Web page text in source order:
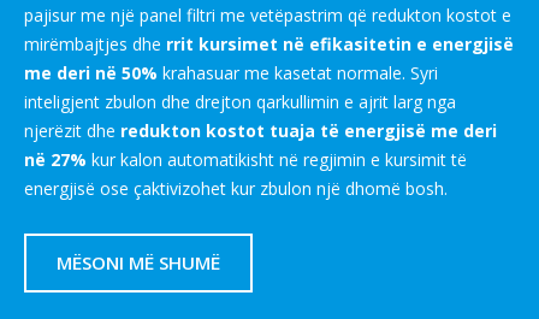
pajisur me një panel filtri me vetëpastrim që redukton kostot e
mirëmbajtjes dhe rrit kursimet në efikasitetin e energjisë
me deri në 50% krahasuar me kasetat normale. Syri
inteligjent zbulon dhe drejton qarkullimin e ajrit larg nga
njerëzit dhe redukton kostot tuaja të energjisë me deri
në 27% kur kalon automatikisht në regjimin e kursimit të
energjisë ose çaktivizohet kur zbulon një dhomë bosh.
MËSONI MË SHUMË